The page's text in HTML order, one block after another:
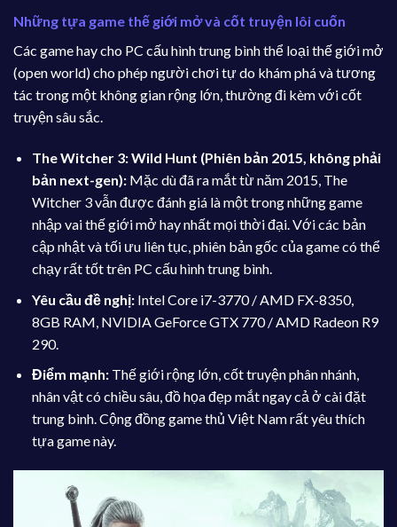
Những tựa game thế giới mở và cốt truyện lôi cuốn
Các game hay cho PC cấu hình trung bình thể loại thế giới mở
(open world) cho phép người chơi tự do khám phá và tương
tác trong một không gian rộng lớn, thường đi kèm với cốt
truyện sâu sắc.
The Witcher 3: Wild Hunt (Phiên bản 2015, không phải
bản next-gen):Mặc dù đã ra mắt từ năm 2015, The
Witcher 3 vẫn được đánh giá là một trong những game
nhập vai thế giới mở hay nhất mọi thời đại. Với các bản
cập nhật và tối ưu liên tục, phiên bản gốc của game có thể
chạy rất tốt trên PC cấu hình trung bình.
Yêu cầu đề nghị:Intel Core i7-3770 / AMD FX-8350,
8GB RAM, NVIDIA GeForce GTX 770 / AMD Radeon R9
290.
Điểm mạnh:Thế giới rộng lớn, cốt truyện phân nhánh,
nhân vật có chiều sâu, đồ họa đẹp mắt ngay cả ở cài đặt
trung bình. Cộng đồng game thủ Việt Nam rất yêu thích
tựa game này.